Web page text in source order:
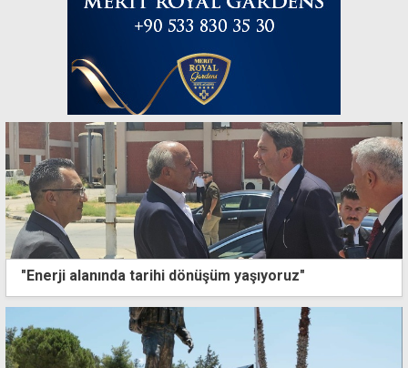
"Enerji alanında tarihi dönüşüm yaşıyoruz"